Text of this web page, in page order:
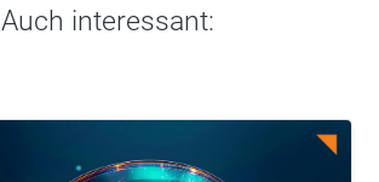
Auch interessant: